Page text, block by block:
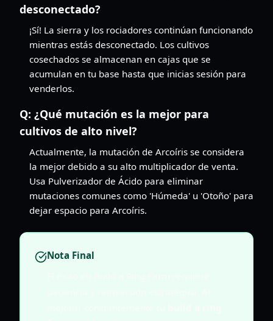
desconectado?
¡Sí! La sierra y los rociadores continúan funcionando
mientras estás desconectado. Los cultivos
cosechados se almacenan en cajas que se
acumulan en tu base hasta que inicias sesión para
venderlos.
Q: ¿Qué mutación es la mejor para
cultivos de alto nivel?
Actualmente, la mutación de Arcoíris se considera
la mejor debido a su alto multiplicador de venta.
Usa Pulverizador de Ácido para eliminar
mutaciones comunes como 'Húmeda' u 'Otoño' para
dejar espacio para Arcoíris.
Nota Final